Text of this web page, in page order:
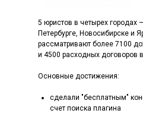
5 юристов в четырех городах
Петербурге, Новосибирске и
рассматривают более 7100
и 4500 расходных договоров
Основные достижения:
сделали "бесплатным"
счет поиска плагина